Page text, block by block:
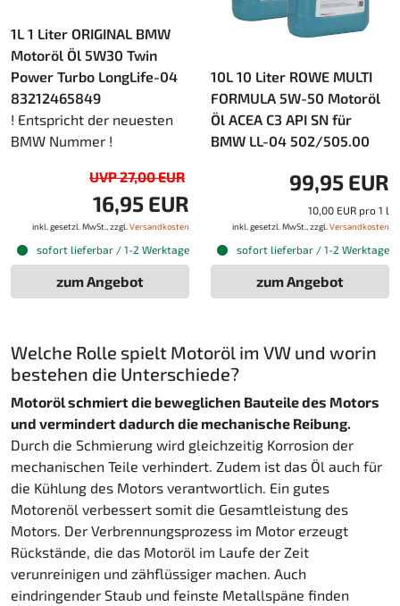
1L 1 Liter ORIGINAL BMW
Motoröl Öl 5W30 Twin
Power Turbo LongLife-04
83212465849
! Entspricht der neuesten
BMW Nummer !
UVP 27,00 EUR
16,95 EUR
inkl. gesetzl. MwSt., zzgl. Versandkosten
sofort lieferbar / 1-2 Werktage
zum Angebot
10L 10 Liter ROWE MULTI
FORMULA 5W-50 Motoröl
Öl ACEA C3 API SN für
BMW LL-04 502/505.00
99,95 EUR
10,00 EUR pro 1 l
inkl. gesetzl. MwSt., zzgl. Versandkosten
sofort lieferbar / 1-2 Werktage
zum Angebot
Welche Rolle spielt Motoröl im VW und worin
bestehen die Unterschiede?
Motoröl schmiert die beweglichen Bauteile des Motors
und vermindert dadurch die mechanische Reibung.
Durch die Schmierung wird gleichzeitig Korrosion der
mechanischen Teile verhindert. Zudem ist das Öl auch für
die Kühlung des Motors verantwortlich. Ein gutes
Motorenöl verbessert somit die Gesamtleistung des
Motors. Der Verbrennungsprozess im Motor erzeugt
Rückstände, die das Motoröl im Laufe der Zeit
verunreinigen und zähflüssiger machen. Auch
eindringender Staub und feinste Metallspäne finden